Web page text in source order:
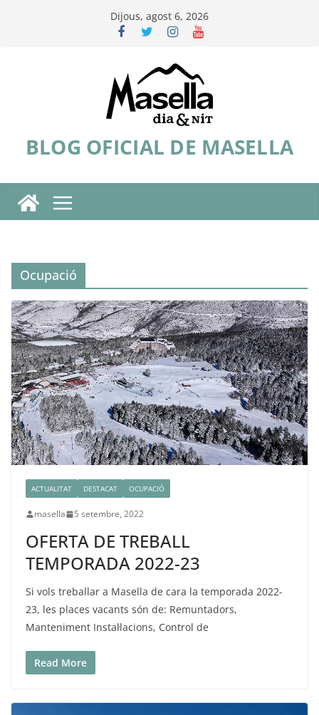
Dijous, agost 6, 2026
BLOG OFICIAL DE MASELLA
Ocupació
ACTUALITAT DESTACAT OCUPACIÓ
masella 5 setembre, 2022
OFERTA DE TREBALL
TEMPORADA 2022-23
Si vols treballar a Masella de cara la temporada 2022-
23, les places vacants són de: Remuntadors,
Manteniment Instal·lacions, Control de
Read More